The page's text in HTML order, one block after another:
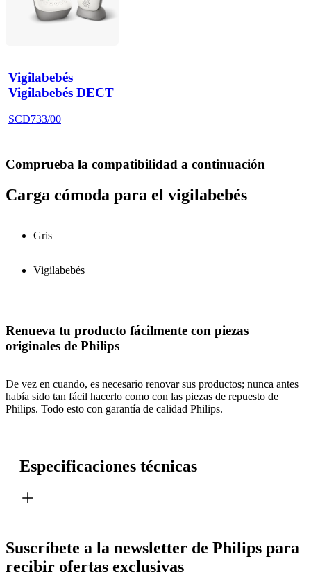
Vigilabebés
Vigilabebés DECT
SCD733/00
Comprueba la compatibilidad a continuación
Carga cómoda para el vigilabebés
Gris
Vigilabebés
Renueva tu producto fácilmente con piezas
originales de Philips
De vez en cuando, es necesario renovar sus productos; nunca antes
había sido tan fácil hacerlo como con las piezas de repuesto de
Philips. Todo esto con garantía de calidad Philips.
Especificaciones técnicas
Suscríbete a la newsletter de Philips para
recibir ofertas exclusivas